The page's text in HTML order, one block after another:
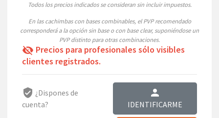
Todos los precios indicados se consideran sin incluir impuestos.
En las cachimbas con bases combinables, el PVP recomendado
corresponderá a la opción sin base o con base clear, suponiéndose un
PVP distinto para otras combinaciones.
visibility_off Precios para profesionales sólo visibles
clientes registrados.
verified_user ¿Dispones de
cuenta?
person
IDENTIFICARME